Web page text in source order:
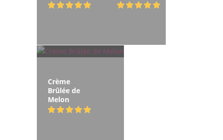
Crème
Brûlée de
Melon